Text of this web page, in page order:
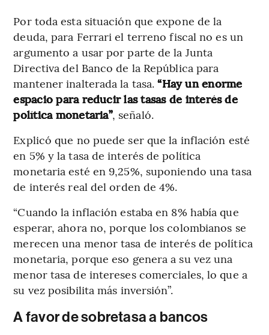
Por toda esta situación que expone de la
deuda, para Ferrari el terreno fiscal no es un
argumento a usar por parte de la Junta
Directiva del Banco de la República para
mantener inalterada la tasa.“Hay un enorme
espacio para reducir las tasas de interés de
política monetaria”, señaló.
Explicó que no puede ser que la inflación esté
en 5% y la tasa de interés de política
monetaria esté en 9,25%, suponiendo una tasa
de interés real del orden de 4%.
“Cuando la inflación estaba en 8% había que
esperar, ahora no, porque los colombianos se
merecen una menor tasa de interés de política
monetaria, porque eso genera a su vez una
menor tasa de intereses comerciales, lo que a
su vez posibilita más inversión”.
A favor de sobretasa a bancos